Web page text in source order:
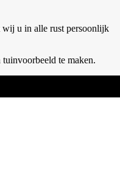
wij u in alle rust persoonlijk
te maken.